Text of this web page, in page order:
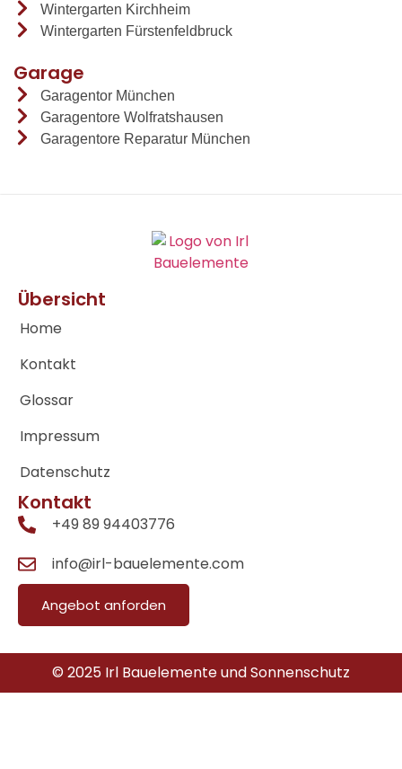
Wintergarten Kirchheim
Wintergarten Fürstenfeldbruck
Garage
Garagentor München
Garagentore Wolfratshausen
Garagentore Reparatur München
Übersicht
Home
Kontakt
Glossar
Impressum
Datenschutz
Kontakt
+49 89 94403776
info@irl-bauelemente.com
Angebot anforden
© 2025 Irl Bauelemente und Sonnenschutz